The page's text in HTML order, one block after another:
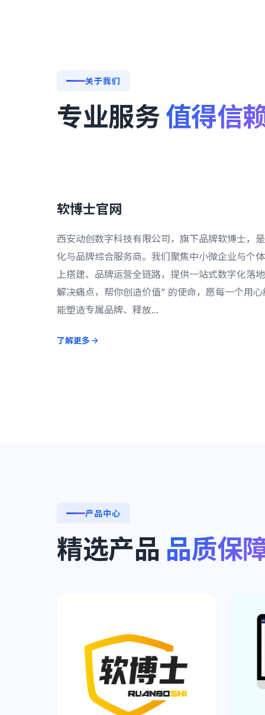
关于我们
专业服务 值得信
软博士官网
西安动创数字科技有限公司，旗下品牌软博士，
化与品牌综合服务商。我们聚焦中小微企业与个
上搭建、品牌运营全链路，提供一站式数字化落
解决痛点，帮你创造价值” 的使命，愿每一个用
能塑造专属品牌、释放...
了解更多
产品中心
精选产品 品质保